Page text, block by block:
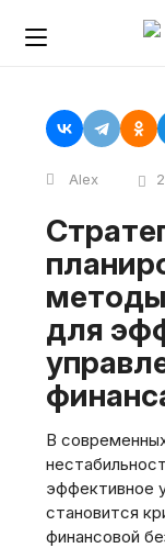
Alex
Стратегическое
для
В
эффективное
становится
финансовой